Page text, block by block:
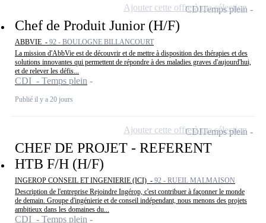
Chef de Produit Junior (H/F)
ABBVIE - 92 - BOULOGNE BILLANCOURT
La mission d'AbbVie est de découvrir et de mettre à disposition des thérapies et des
solutions innovantes qui permettent de répondre à des maladies graves d'aujourd'hui,
et de relever les défis...
CDI - Temps plein
Publié il y a 20 jours
CDITemps plein
Ajouter cette offre à ma sélection
CHEF DE PROJET - REFERENT
HTB F/H (H/F)
INGEROP CONSEIL ET INGENIERIE (ICI) - 92 - RUEIL MALMAISON
Description de l'entreprise Rejoindre Ingérop, c'est contribuer à façonner le monde
de demain. Groupe d'ingénierie et de conseil indépendant, nous menons des projets
ambitieux dans les domaines du...
CDI - Temps plein
CDITemps plein
Ajouter cette offre à ma sélection